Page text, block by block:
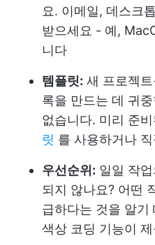
요. 이메일, 데스크
받으세요 - 예,
니다
템플릿: 새 프로젝
록을 만드는 데 귀
없습니다. 미리 준비
릿 를 사용하거나
우선순위: 일일 작
되지 않나요? 어떤
급하다는 것을 알기
색상 코딩 기능이